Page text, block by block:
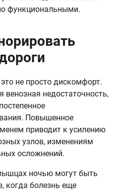
функциональными.
не просто дискомфорт.
венозная недостаточность,
Повышенное
приводит к усилению
узлов, изменениям
осложнений.
ночью могут быть
когда болезнь еще